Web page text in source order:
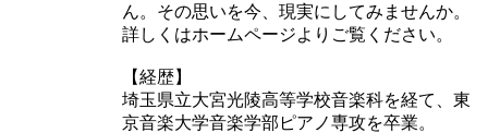
ん。その思いを今、現実にしてみませんか。
詳しくはホームページよりご覧ください。
【経歴】
埼玉県立大宮光陵高等学校音楽科を経て、東
京音楽大学音楽学部ピアノ専攻を卒業。